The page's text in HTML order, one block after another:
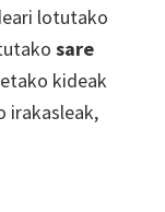
lotutako
sare
kideak
irakasleak,